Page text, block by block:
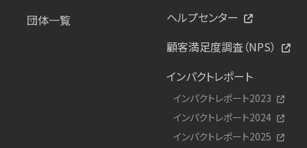
団体一覧
ヘルプセンター
顧客満足度調査（NPS）
インパクトレポート
インパクトレポート2023
インパクトレポート2024
インパクトレポート2025